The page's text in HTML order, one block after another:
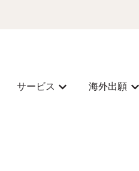
サービス
Mostrar
海外出願